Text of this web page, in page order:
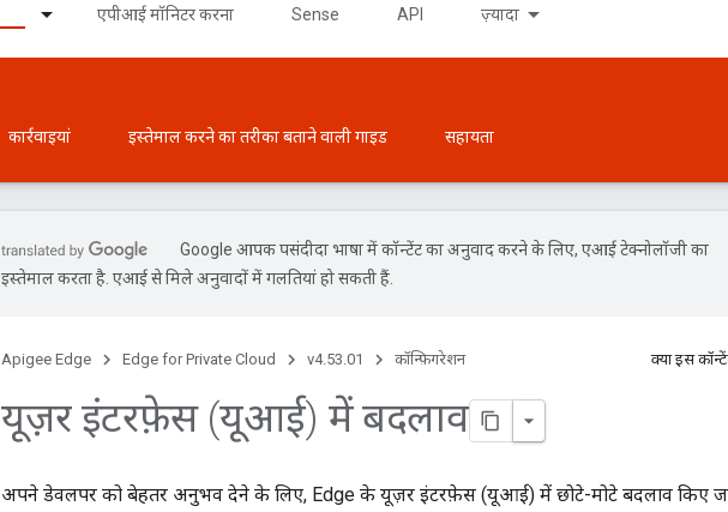
एपीआई मॉनिटर करना Sense API ज़्यादा
कार्रवाइयां इस्तेमाल करने का तरीका बताने वाली गाइड सहायता
Google आपकी पसंदीदा भाषा में कॉन्टेंट का अनुवाद करने के लिए, एआई टेक्नोलॉजी का
इस्तेमाल करता है. एआई से मिले अनुवादों में गलतियां हो सकती हैं.
Apigee Edge Edge for Private Cloud v4.53.01 कॉन्फ़िगरेशन क्या इस
यूज़र इंटरफ़ेस (यूआई) में बदलाव
अपने डेवलपर को बेहतर अनुभव देने के लिए, Edge के यूज़र इंटरफ़ेस (यूआई) में छोटे-मोटे बदलाव किए